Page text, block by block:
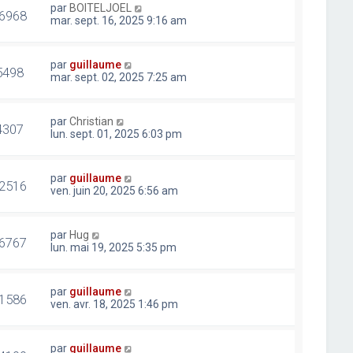
par BOITELJOEL
mar. sept. 16, 2025 9:16 am
par guillaume
mar. sept. 02, 2025 7:25 am
parChristian
lun. sept. 01, 2025 6:03 pm
par guillaume
ven. juin 20, 2025 6:56 am
par Hug
lun. mai 19, 2025 5:35 pm
par guillaume
ven. avr. 18, 2025 1:46 pm
par guillaume